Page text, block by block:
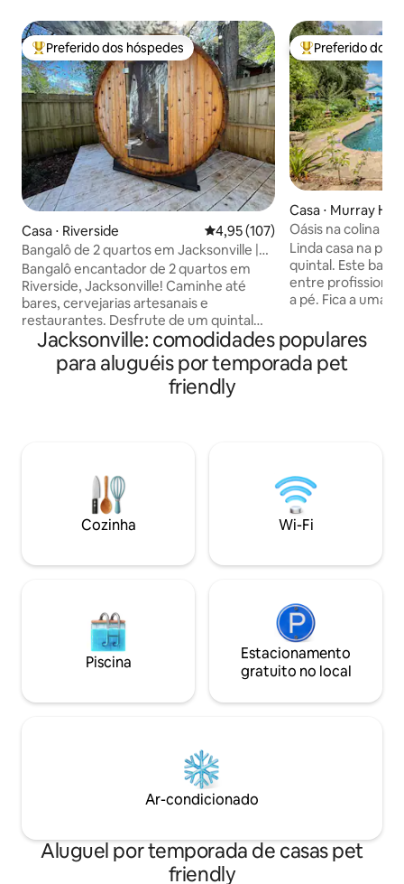
Entre os melhores preferidos dos hóspedes
Preferido dos hóspedes
Casa ⋅ Riverside 4,95 de uma avaliação média de
4,95 (107)
Bangalô de 2 quartos em Jacksonville |
Sauna e cães
Bangalô encantador de 2 quartos em
Riverside, Jacksonville! Caminhe até
bares, cervejarias artesanais e
restaurantes. Desfrute de um quintal
privativo cercado com uma sauna de
barril de madeira. Acorde com o sol da
manhã através das grandes janelas do
quarto. Aceita cães com um parque e
uma mesa no quarto principal. Curta
distância de carro até as praias e o
centro da cidade. O local perfeito para
relaxar e se divertir — reserve sua
Entre os
Preferido dos
Casa ⋅ Murray Hill
Oásis na colina
Linda casa na
quintal. Este
entre
a pé. Fica a uma
entretenimento. Esta casa inclui uma
piscina de água
de sinuca,
mediante
válida.
Jacksonville: comodidades populares
para aluguéis por temporada pet
friendly
Cozinha Wi-Fi
Piscina
Estacionamento
gratuito no local
Ar-condicionado
Aluguel por temporada de casas pet
friendly